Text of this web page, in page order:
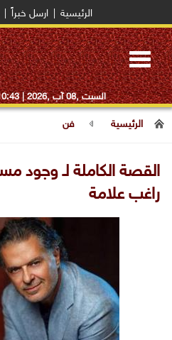
الرئيسية ارسل خبراً
Toggle
navigation
السبت ,08 آب ,2026 | 10:43
الرئيسية فن
القصة الكاملة لـ وجود
راغب علامة